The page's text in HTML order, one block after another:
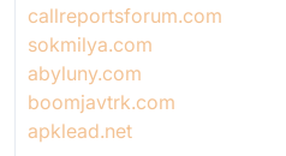
callreportsforum.com
sokmilya.com
abyluny.com
boomjavtrk.com
apklead.net